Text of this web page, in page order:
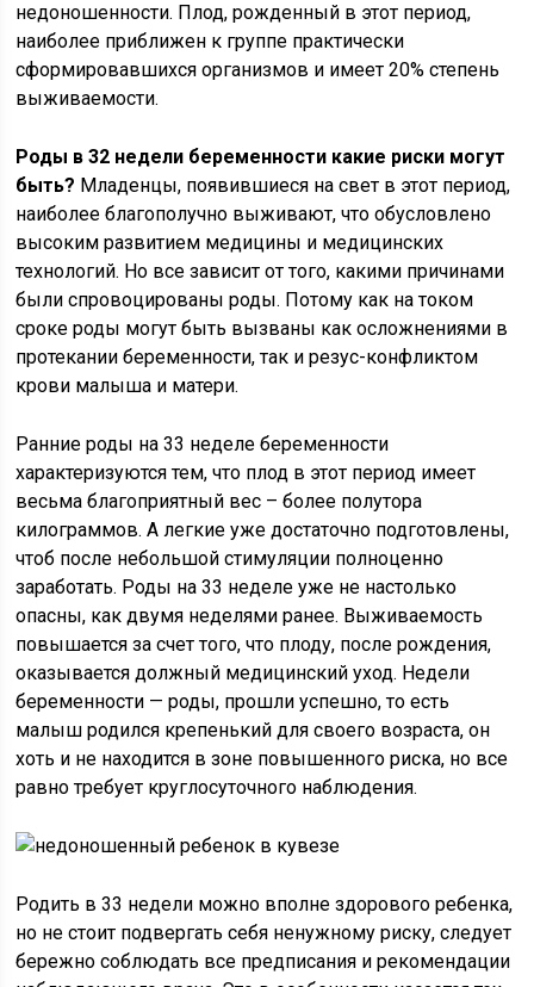
недоношенности. Плод, рожденный в этот период,
наиболее приближен к группе практически
сформировавшихся организмов и имеет 20% степень
выживаемости.
Роды в 32 недели беременности какие риски могут
быть? Младенцы, появившиеся на свет в этот период,
наиболее благополучно выживают, что обусловлено
высоким развитием медицины и медицинских
технологий. Но все зависит от того, какими причинами
были спровоцированы роды. Потому как на током
сроке роды могут быть вызваны как осложнениями в
протекании беременности, так и резус-конфликтом
крови малыша и матери.
Ранние роды на 33 неделе беременности
характеризуются тем, что плод в этот период имеет
весьма благоприятный вес – более полутора
килограммов. А легкие уже достаточно подготовлены,
чтоб после небольшой стимуляции полноценно
заработать. Роды на 33 неделе уже не настолько
опасны, как двумя неделями ранее. Выживаемость
повышается за счет того, что плоду, после рождения,
оказывается должный медицинский уход. Недели
беременности — роды, прошли успешно, то есть
малыш родился крепенький для своего возраста, он
хоть и не находится в зоне повышенного риска, но все
равно требует круглосуточного наблюдения.
Родить в 33 недели можно вполне здорового ребенка,
но не стоит подвергать себя ненужному риску, следует
бережно соблюдать все предписания и рекомендации